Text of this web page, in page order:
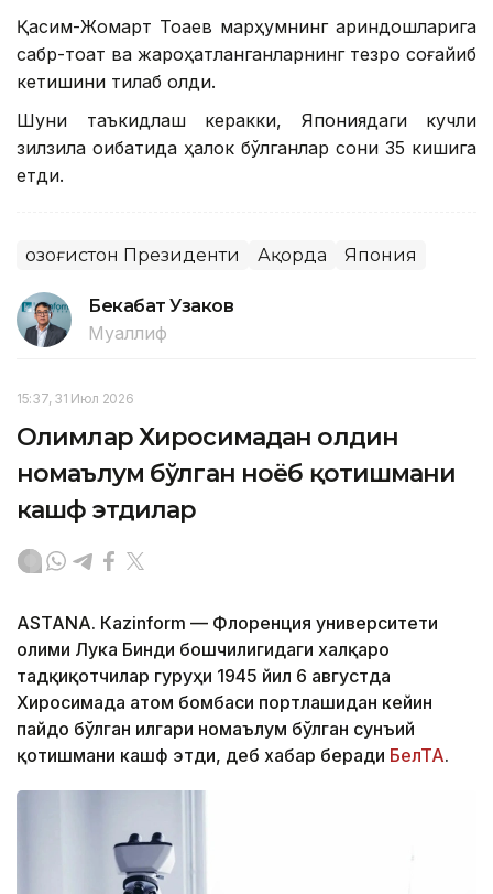
Қасим-Жомарт Тоқаев марҳумнинг қариндошларига
сабр-тоқат ва жароҳатланганларнинг тезроқ соғайиб
кетишини тилаб қолди.
Шуни таъкидлаш керакки, Япониядаги кучли
зилзила оқибатида ҳалок бўлганлар сони 35 кишига
етди.
Қозоғистон Президенти Ақорда Япония
Бекабат Узаков
Муаллиф
15:37, 31 Июл 2026
Олимлар Хиросимадан олдин
номаълум бўлган ноёб қотишмани
кашф этдилар
ASTANА. Кazinform — Флоренция университети
олими Лука Бинди бошчилигидаги халқаро
тадқиқотчилар гуруҳи 1945 йил 6 августда
Хиросимада атом бомбаси портлашидан кейин
пайдо бўлган илгари номаълум бўлган сунъий
қотишмани кашф этди, деб хабар беради БелТА.